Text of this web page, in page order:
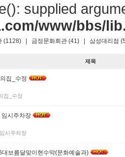
supplied
www/bbs/
(1128) 금정문화회관 (41)
삼성대리점
제목
집_수정
집_수정
임시주차장
시주차장
대보름달맞이현수막(문화예술과)